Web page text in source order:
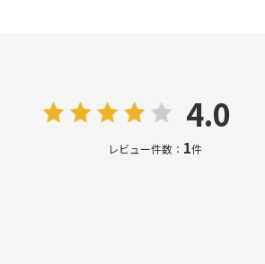
4.0
レビュー件数： 1件